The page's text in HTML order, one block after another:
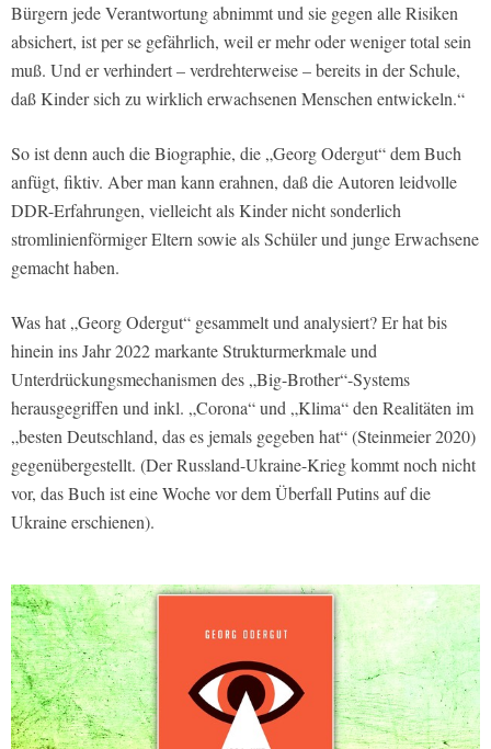
Bürgern jede Verantwortung abnimmt und sie gegen alle Risiken
absichert, ist per se gefährlich, weil er mehr oder weniger total sein
muß. Und er verhindert – verdrehterweise – bereits in der Schule,
daß Kinder sich zu wirklich erwachsenen Menschen entwickeln.“
So ist denn auch die Biographie, die „Georg Odergut“ dem Buch
anfügt, fiktiv. Aber man kann erahnen, daß die Autoren leidvolle
DDR-Erfahrungen, vielleicht als Kinder nicht sonderlich
stromlinienförmiger Eltern sowie als Schüler und junge Erwachsene
gemacht haben.
Was hat „Georg Odergut“ gesammelt und analysiert? Er hat bis
hinein ins Jahr 2022 markante Strukturmerkmale und
Unterdrückungsmechanismen des „Big-Brother“-Systems
herausgegriffen und inkl. „Corona“ und „Klima“ den Realitäten im
„besten Deutschland, das es jemals gegeben hat“ (Steinmeier 2020)
gegenübergestellt. (Der Russland-Ukraine-Krieg kommt noch nicht
vor, das Buch ist eine Woche vor dem Überfall Putins auf die
Ukraine erschienen).